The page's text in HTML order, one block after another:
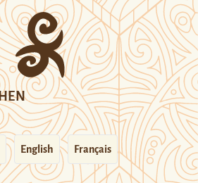
English Français